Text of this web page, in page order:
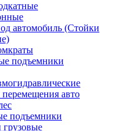
автомобиль (Стойки
подъемники
авто
подъемники